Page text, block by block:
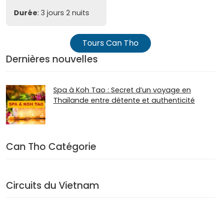
Durée: 3 jours 2 nuits
Tours Can Tho
Dernières nouvelles
Spa à Koh Tao : Secret d’un voyage en
Thaïlande entre détente et authenticité
Can Tho Catégorie
Circuits du Vietnam